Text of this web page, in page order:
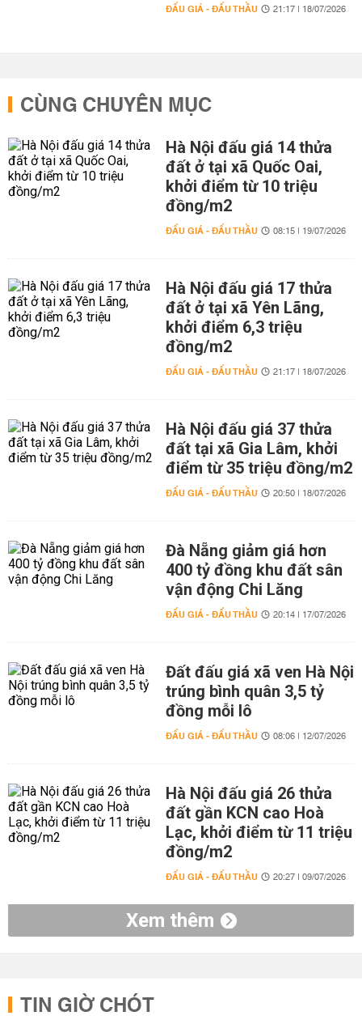
ĐẤU GIÁ - ĐẤU THẦU 21:17 | 18/07/2026
CÙNG CHUYÊN MỤC
Hà Nội đấu giá 14 thửa
đất ở tại xã Quốc Oai,
khởi điểm từ 10 triệu
đồng/m2
ĐẤU GIÁ - ĐẤU THẦU 08:15 | 19/07/2026
Hà Nội đấu giá 17 thửa
đất ở tại xã Yên Lãng,
khởi điểm 6,3 triệu
đồng/m2
ĐẤU GIÁ - ĐẤU THẦU 21:17 | 18/07/2026
Hà Nội đấu giá 37 thửa
đất tại xã Gia Lâm, khởi
điểm từ 35 triệu đồng/m2
ĐẤU GIÁ - ĐẤU THẦU 20:50 | 18/07/2026
Đà Nẵng giảm giá hơn
400 tỷ đồng khu đất sân
vận động Chi Lăng
ĐẤU GIÁ - ĐẤU THẦU 20:14 | 17/07/2026
Đất đấu giá xã ven Hà Nội
trúng bình quân 3,5 tỷ
đồng mỗi lô
ĐẤU GIÁ - ĐẤU THẦU 08:06 | 12/07/2026
Hà Nội đấu giá 26 thửa
đất gần KCN cao Hoà
Lạc, khởi điểm từ 11 triệu
đồng/m2
ĐẤU GIÁ - ĐẤU THẦU 20:27 | 09/07/2026
Xem thêm
TIN GIỜ CHÓT